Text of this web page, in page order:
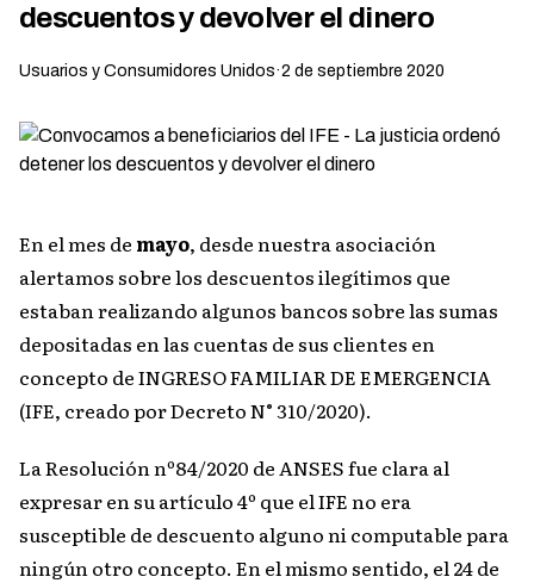
CONTACTO
descuentos y devolver el dinero
Usuarios y Consumidores Unidos·2 de septiembre 2020
En el mes de mayo, desde nuestra asociación
alertamos sobre los descuentos ilegítimos que
estaban realizando algunos bancos sobre las sumas
depositadas en las cuentas de sus clientes en
concepto de INGRESO FAMILIAR DE EMERGENCIA
(IFE, creado por Decreto N° 310/2020).
La Resolución nº84/2020 de ANSES fue clara al
expresar en su artículo 4º que el IFE no era
susceptible de descuento alguno ni computable para
ningún otro concepto. En el mismo sentido, el 24 de